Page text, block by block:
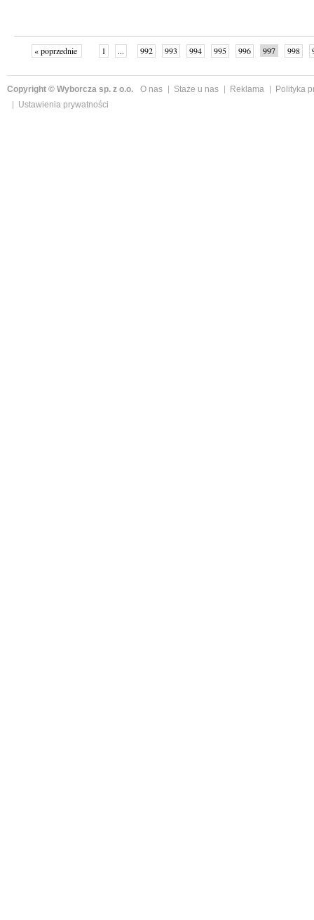
« poprzednie 1 ... 992 993 994 995 996 997 998
Copyright © Wyborcza sp. z o.o. O nas Staże u nas Reklama
Polityka
Ustawienia prywatności